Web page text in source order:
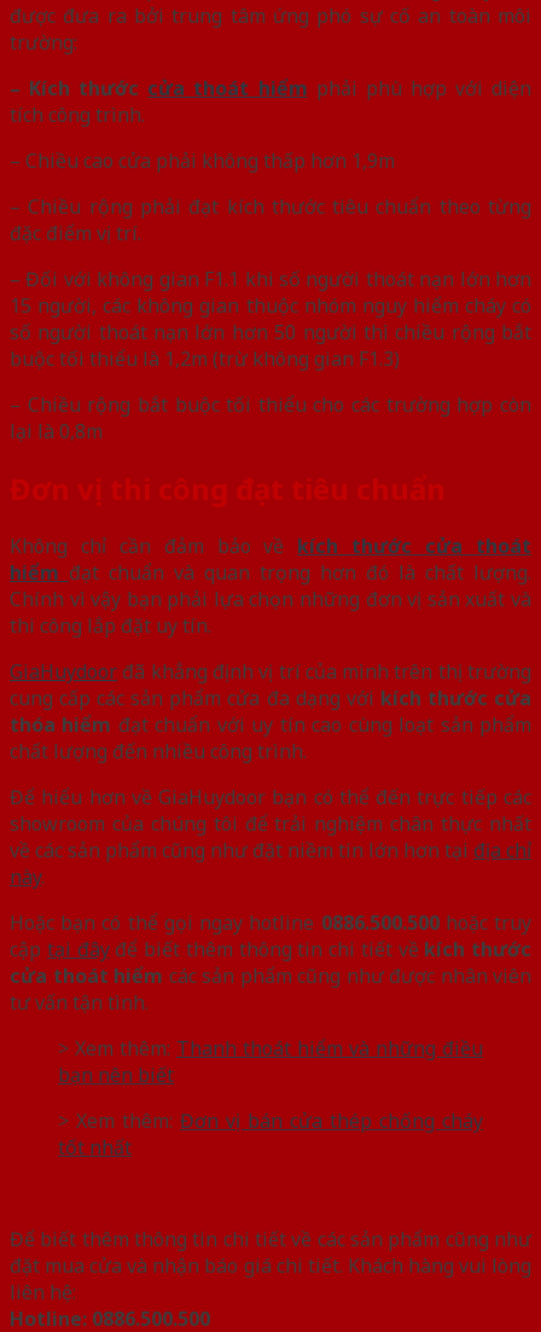
được đưa ra bởi trung tâm ứng phó sự cố an toàn môi
trường:
– Kích thước cửa thoát hiểm phải phù hợp với diện
tích công trình.
– Chiều cao cửa phải không thấp hơn 1,9m
– Chiều rộng phải đạt kích thước tiêu chuẩn theo từng
đặc điểm vị trí.
– Đối với không gian F1.1 khi số người thoát nạn lớn hơn
15 người, các không gian thuộc nhóm nguy hiểm cháy có
số người thoát nạn lớn hơn 50 người thì chiều rộng bắt
buộc tối thiểu là 1,2m (trừ không gian F1.3)
– Chiều rộng bắt buộc tối thiểu cho các trường hợp còn
lại là 0,8m
Đơn vị thi công đạt tiêu chuẩn
Không chỉ cần đảm bảo về kích thước cửa thoát
hiểm đạt chuẩn và quan trọng hơn đó là chất lượng.
Chính vì vậy bạn phải lựa chọn những đơn vị sản xuất và
thi công lắp đặt uy tín.
GiaHuydoor đã khẳng định vị trí của mình trên thị trường
cung cấp các sản phẩm cửa đa dạng với kích thước cửa
thóa hiểm đạt chuẩn với uy tín cao cùng loạt sản phẩm
chất lượng đến nhiều công trình.
Để hiểu hơn về GiaHuydoor bạn có thể đến trực tiếp các
showroom của chúng tôi để trải nghiệm chân thực nhất
về các sản phẩm cũng như đặt niềm tin lớn hơn tại địa chỉ
này.
Hoặc bạn có thể gọi ngay hotline 0886.500.500hoặc truy
cập tại đâyđể biết thêm thông tin chi tiết về kích thước
cửa thoát hiểm các sản phẩm cũng như được nhân viên
tư vấn tận tình.
> Xem thêm: Thanh thoát hiểm và những điều
bạn nên biết
> Xem thêm: Đơn vị bán cửa thép chống cháy
tốt nhất
Để biết thêm thông tin chi tiết về các sản phẩm cũng như
đặt mua cửa và nhận báo giá chi tiết. Khách hàng vui lòng
liên hệ:
Hotline: 0886.500.500